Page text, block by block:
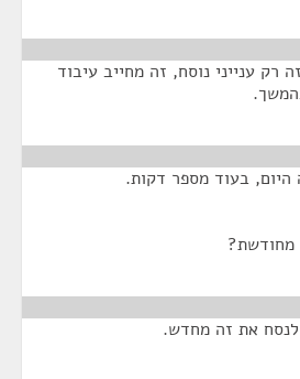
ענייני נוסח, זה מחייב עיבוד
בעוד מספר דקות.
מחודשת?
לנסח את זה מחדש.